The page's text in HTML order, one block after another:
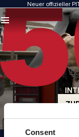
Consent
Neuer offizieller
QUALITÄT
Unsere Kleidung
Materialien und
US ORIGIN
Unsere Wurzeln
ist roh, authentisch
MARKE MIT
Unsere Kollektionen
Individualisten
INFORMATIONEN